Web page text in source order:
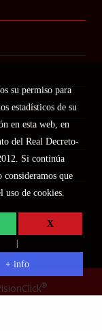
®
su permiso para
estadísticos de su
en esta web, en
del Real Decreto-
Si continúa
consideramos que
uso de cookies.
X
+ info